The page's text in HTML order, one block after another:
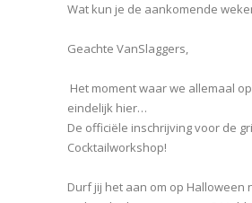
Wat kun je de aankomende
Geachte VanSlaggers,
Het moment waar we allemaal
eindelijk hier…
De officiële inschrijving voor de
Cocktailworkshop!
Durf jij het aan om op Halloween